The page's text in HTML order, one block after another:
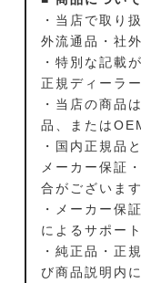
・当店で取り
外流通品・社
・特別な記載
正規ディーラ
・当店の商品
品、または
・国内正規品
メーカー保証
合がございます
・メーカー保
によるサポー
・純正品・正
び商品説明内